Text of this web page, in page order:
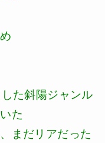
た斜陽ジャンル
た
まだリアだった